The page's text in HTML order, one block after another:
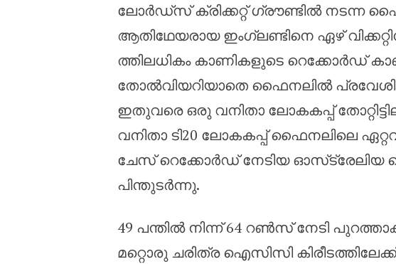
ലോർഡ്‌സ് ക്രിക്കറ്റ് ഗ്രൗണ്ടിൽ നടന്ന
ആതിഥേയരായ ഇംഗ്ലണ്ടിനെ ഏഴ്
ത്തിലധികം കാണികളുടെ റെക്കോർഡ്
തോൽവിയറിയാതെ ഫൈനലിൽ
ഇതുവരെ ഒരു വനിതാ ലോകകപ്പ്
വനിതാ ടി20 ലോകകപ്പ് ഫൈനലിലെ
ചേസ് റെക്കോർഡ് നേടിയ ഓസ്‌ട്രേലിയ
പിന്തുടർന്നു.
49 പന്തിൽ നിന്ന് 64 റൺസ് നേടി
മറ്റൊരു ചരിത്ര ഐസിസി കിരീടത്തിലേക്ക്